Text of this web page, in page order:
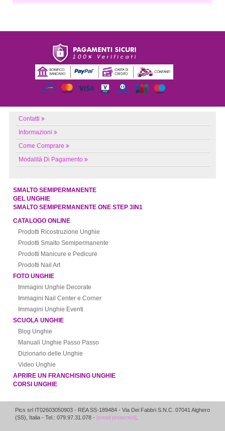
Contatti
Informazioni
Come Comprare
Modalità Di Pagamento
SMALTO SEMIPERMANENTE
GEL UNGHIE
SMALTO SEMIPERMANENTE ONE STEP 3IN1
CATALOGO ONLINE
Prodotti Ricostruzione Unghie
Prodotti Smalto Semipermanente
Prodotti Manicure e Pedicure
Prodotti Nail Art
FOTO UNGHIE
Immagini Unghie Decorate
Immagini Nail Center e Corner
Immagini Unghie Eventi
SCUOLA UNGHIE
Blog Unghie
Manuali Unghie Passo Passo
Dizionario delle Unghie
Video Unghie
APRIRE UN FRANCHISING UNGHIE
CORSI UNGHIE
Pics srl IT02603050903 - REA SS-189484 - Via Dei Fabbri S.N.C. 07041 Alghero
(SS), Italia - Tel.: 079.97.31.078 - [email protected]